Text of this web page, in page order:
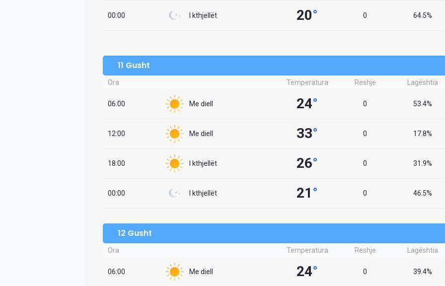
00:00 I kthjellët 20° 0 64.5%
11 Gusht
Ora Temperatura Reshje Lagështia
06:00 Me diell 24° 0 53.4%
12:00 Me diell 33° 0 17.8%
18:00 I kthjellët 26° 0 31.9%
00:00 I kthjellët 21 ° 0 46.5%
12 Gusht
Ora Temperatura Reshje Lagështia
06:00 Me diell 24° 0 39.4%